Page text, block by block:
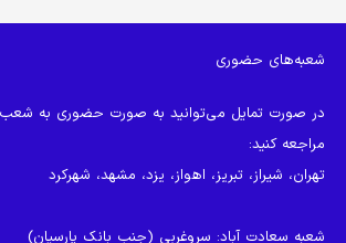
شعبه‌های حضوری
در صورت تمایل می‌توانید به صورت حضوری به شعب
مراجعه کنید:
تهران، شیراز، تبریز، اهواز، یزد، مشهد، شهرکرد
شعبه سعادت آباد: سروغربی (جنب بانک پارسیان)